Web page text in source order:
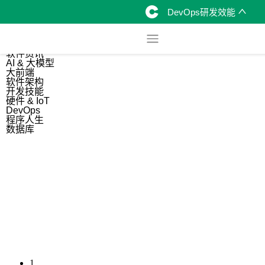
DevOps研发效能
软件资讯
AI & 大模型
大前端
软件架构
开发技能
硬件 & IoT
DevOps
程序人生
数据库
1